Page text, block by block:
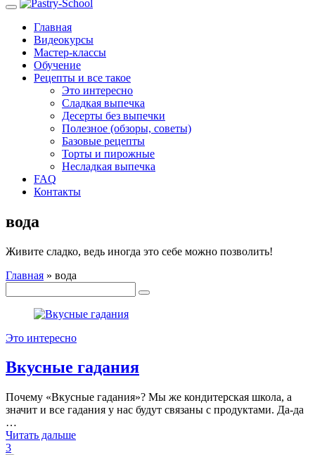
Главная
Видеокурсы
Мастер-классы
Обучение
Рецепты и все такое
Это интересно
Сладкая выпечка
Десерты без выпечки
Полезное (обзоры, советы)
Базовые рецепты
Торты и пирожные
Несладкая выпечка
FAQ
Контакты
вода
Живите сладко, ведь иногда это себе можно позволить!
Главная » вода
Это интересно
Вкусные гадания
Почему «Вкусные гадания»? Мы же кондитерская школа, а
значит и все гадания у нас будут связаны с продуктами. Да-да
…
Читать дальше
3